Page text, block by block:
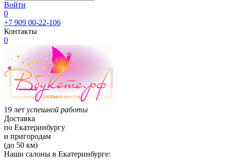
Войти
0
+7 909 00-22-106
Контакты
0
19 лет успешной работы
Доставка
по Екатеринбургу
и пригородам
(до 50 км)
Наши салоны в Екатеринбурге: